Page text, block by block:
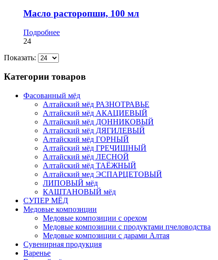
Масло расторопши, 100 мл
Подробнее
24
Показать:
Категории товаров
Фасованный мёд
Алтайский мёд РАЗНОТРАВЬЕ
Алтайский мёд АКАЦИЕВЫЙ
Алтайский мёд ДОННИКОВЫЙ
Алтайский мёд ДЯГИЛЕВЫЙ
Алтайский мёд ГОРНЫЙ
Алтайский мёд ГРЕЧИШНЫЙ
Алтайский мёд ЛЕСНОЙ
Алтайский мёд ТАЁЖНЫЙ
Алтайский мед ЭСПАРЦЕТОВЫЙ
ЛИПОВЫЙ мёд
КАШТАНОВЫЙ мёд
СУПЕР МЁД
Медовые композиции
Медовые композиции с орехом
Медовые композиции с продуктами пчеловодства
Медовые композиции с дарами Алтая
Сувенирная продукция
Варенье